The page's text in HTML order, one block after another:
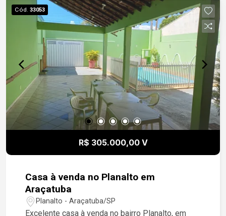
Cód. 33053
R$ 305.000,00 V
Casa à venda no Planalto em
Araçatuba
Planalto - Araçatuba/SP
Excelente casa à venda no bairro Planalto, em